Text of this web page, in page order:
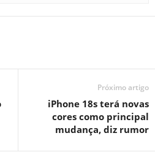
Próximo artigo
iPhone 18s terá novas
cores como principal
mudança, diz rumor